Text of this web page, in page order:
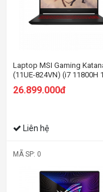
Laptop MSI Gaming
(11UE-824VN) (i7 11800H
RAM/512GB SSD/RTX3060
6G/15.6 inch FHD 144Hz/
26.899.000đ
Liên hệ
MÃ SP: 0